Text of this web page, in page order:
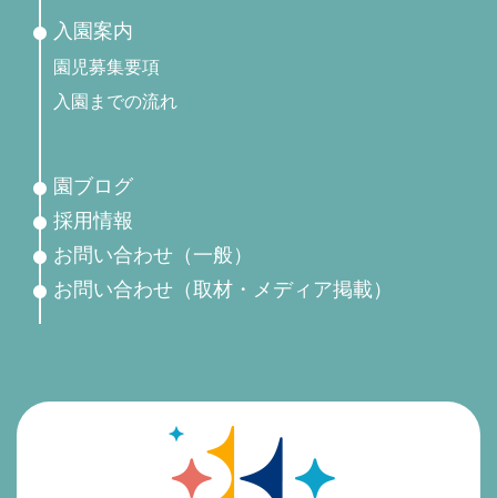
入園案内
園児募集要項
入園までの流れ
園ブログ
採用情報
お問い合わせ（一般）
お問い合わせ（取材・メディア掲載）